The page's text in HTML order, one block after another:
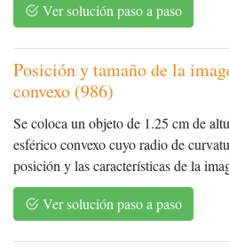
Ver solución paso a paso
Posición y tamaño de la
convexo (986)
Se coloca un objeto de 1.25 cm de
esférico convexo cuyo radio de
posición y las características de la
Ver solución paso a paso